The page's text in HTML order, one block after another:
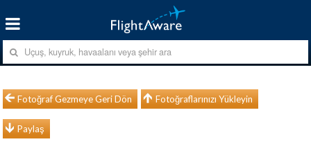
Fotoğraf Gezmeye Geri Dön Fotoğraflarınızı Yükleyin
Paylaş